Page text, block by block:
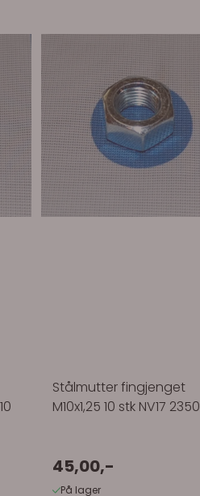
Stålmutter fingjenget
M10x1,25 10 stk NV17
45,00,-
På lager